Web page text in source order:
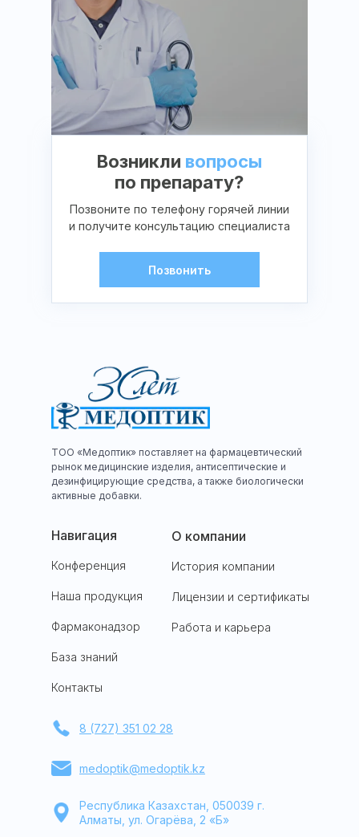
Возникли вопросы
по препарату?
Позвоните по телефону горячей линии
и получите консультацию специалиста
Позвонить
История компании
Лицензии и сертификаты
Работа и карьера
О компании
Конференция
Наша продукция
Фармаконадзор
База знаний
Контакты
Навигация
8 (727) 351 02 28
medoptik@medoptik.kz
Республика Казахстан, 050039 г.
Алматы, ул. Огарёва, 2 «Б»
ТОО «Медоптик» поставляет на фармацевтический
рынок медицинские изделия, антисептические и
дезинфицирующие средства, а также биологически
активные добавки.